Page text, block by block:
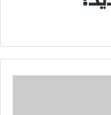
متخصص.